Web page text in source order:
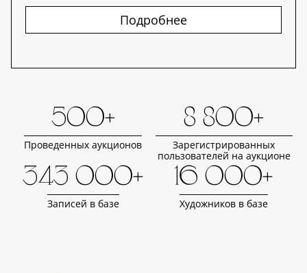
Подробнее
500+
Проведенных аукционов
8 800+
Зарегистрированных
пользователей на аукционе
343 000+
Записей в базе
16 000+
Художников в базе